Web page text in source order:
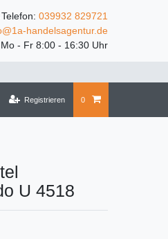
Telefon: 039932 829721
handelsagentur.de
- Fr 8:00 - 16:30 Uhr
Registrieren 0
U 4518